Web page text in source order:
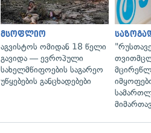
მსოფლიო
აგვისტოს ომიდან 18 წელი
გავიდა — ევროპული
სახელმწიფოების საგარეო
უწყებების განცხადებები